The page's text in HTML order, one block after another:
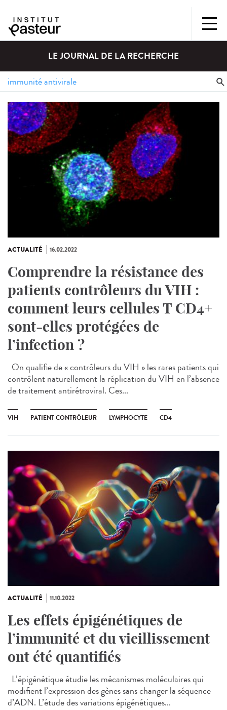
LE JOURNAL DE LA RECHERCHE
ACTUALITÉ 16.02.2022
Comprendre la résistance des
patients contrôleurs du VIH :
comment leurs cellules T CD4+
sont-elles protégées de
l’infection ?
On qualifie de « contrôleurs du VIH » les rares patients qui
contrôlent naturellement la réplication du VIH en l’absence
de traitement antirétroviral. Ces...
VIH PATIENT CONTRÔLEUR LYMPHOCYTE CD4
ACTUALITÉ 11.10.2022
Les effets épigénétiques de
l’immunité et du vieillissement
ont été quantifiés
L’épigénétique étudie les mécanismes moléculaires qui
modifient l’expression des gènes sans changer la séquence
d’ADN. L’étude des variations épigénétiques...